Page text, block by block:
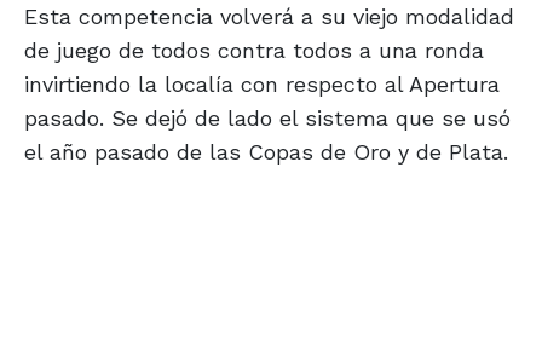
Esta competencia volverá a su viejo modalidad
de juego de todos contra todos a una ronda
invirtiendo la localía con respecto al Apertura
pasado. Se dejó de lado el sistema que se usó
el año pasado de las Copas de Oro y de Plata.